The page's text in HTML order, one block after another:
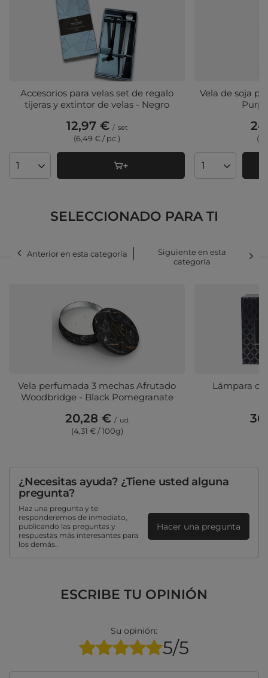
Accesorios para velas set de regalo
tijeras y extintor de velas - Negro
12,97 € / set
(6,49 € / pc.)
Cantidad de productos
Vela de soja
Cantidad de
SELECCIONADO PARA TI
Anterior en esta categoría
Siguiente en esta
categoría
Vela perfumada 3 mechas Afrutado
Woodbridge - Black Pomegranate
20,28 € / ud.
(4,31 € / 100g)
Lámpara
¿Necesitas ayuda? ¿Tiene usted alguna
pregunta?
Haz una pregunta y te
responderemos de inmediato,
publicando las preguntas y
respuestas más interesantes para
los demás..
Hacer una pregunta
ESCRIBE TU OPINIÓN
Su opinión:
5/5